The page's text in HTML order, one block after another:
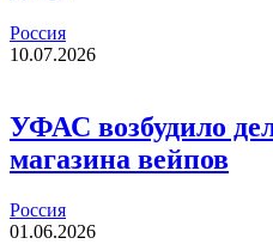
Россия
10.07.2026
УФАС возбудило
магазина вейпов
Россия
01.06.2026